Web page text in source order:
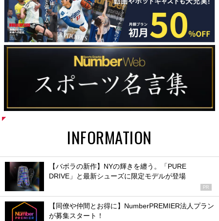
INFORMATION
【バボラの新作】NYの輝きを纏う。「PURE
DRIVE」と最新シューズに限定モデルが登場
PR
【同僚や仲間とお得に】NumberPREMIER法人プラン
が募集スタート！